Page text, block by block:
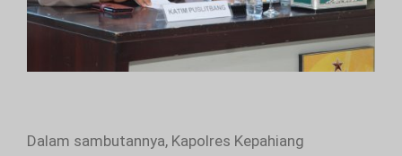
Dalam sambutannya, Kapolres Kepahiang